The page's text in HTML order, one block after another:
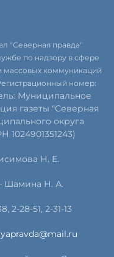
"Северная правда"
по надзору в сфере
массовых коммуникаций
номер:
Муниципальное
газеты "Северная
округа
1024901351243)
Н. Е.
Шамина Н. А.
2-28-51, 2-31-13